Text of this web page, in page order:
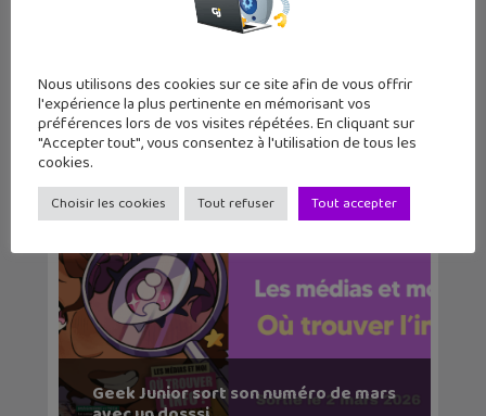
Le magazine Geek Junior sort son
numéro d’av...
Geek Junior sort son numéro de mars
Nous utilisons des cookies sur ce site afin de vous offrir
l'expérience la plus pertinente en mémorisant vos
préférences lors de vos visites répétées. En cliquant sur
"Accepter tout", vous consentez à l'utilisation de tous les
cookies.
Choisir les cookies Tout refuser Tout accepter